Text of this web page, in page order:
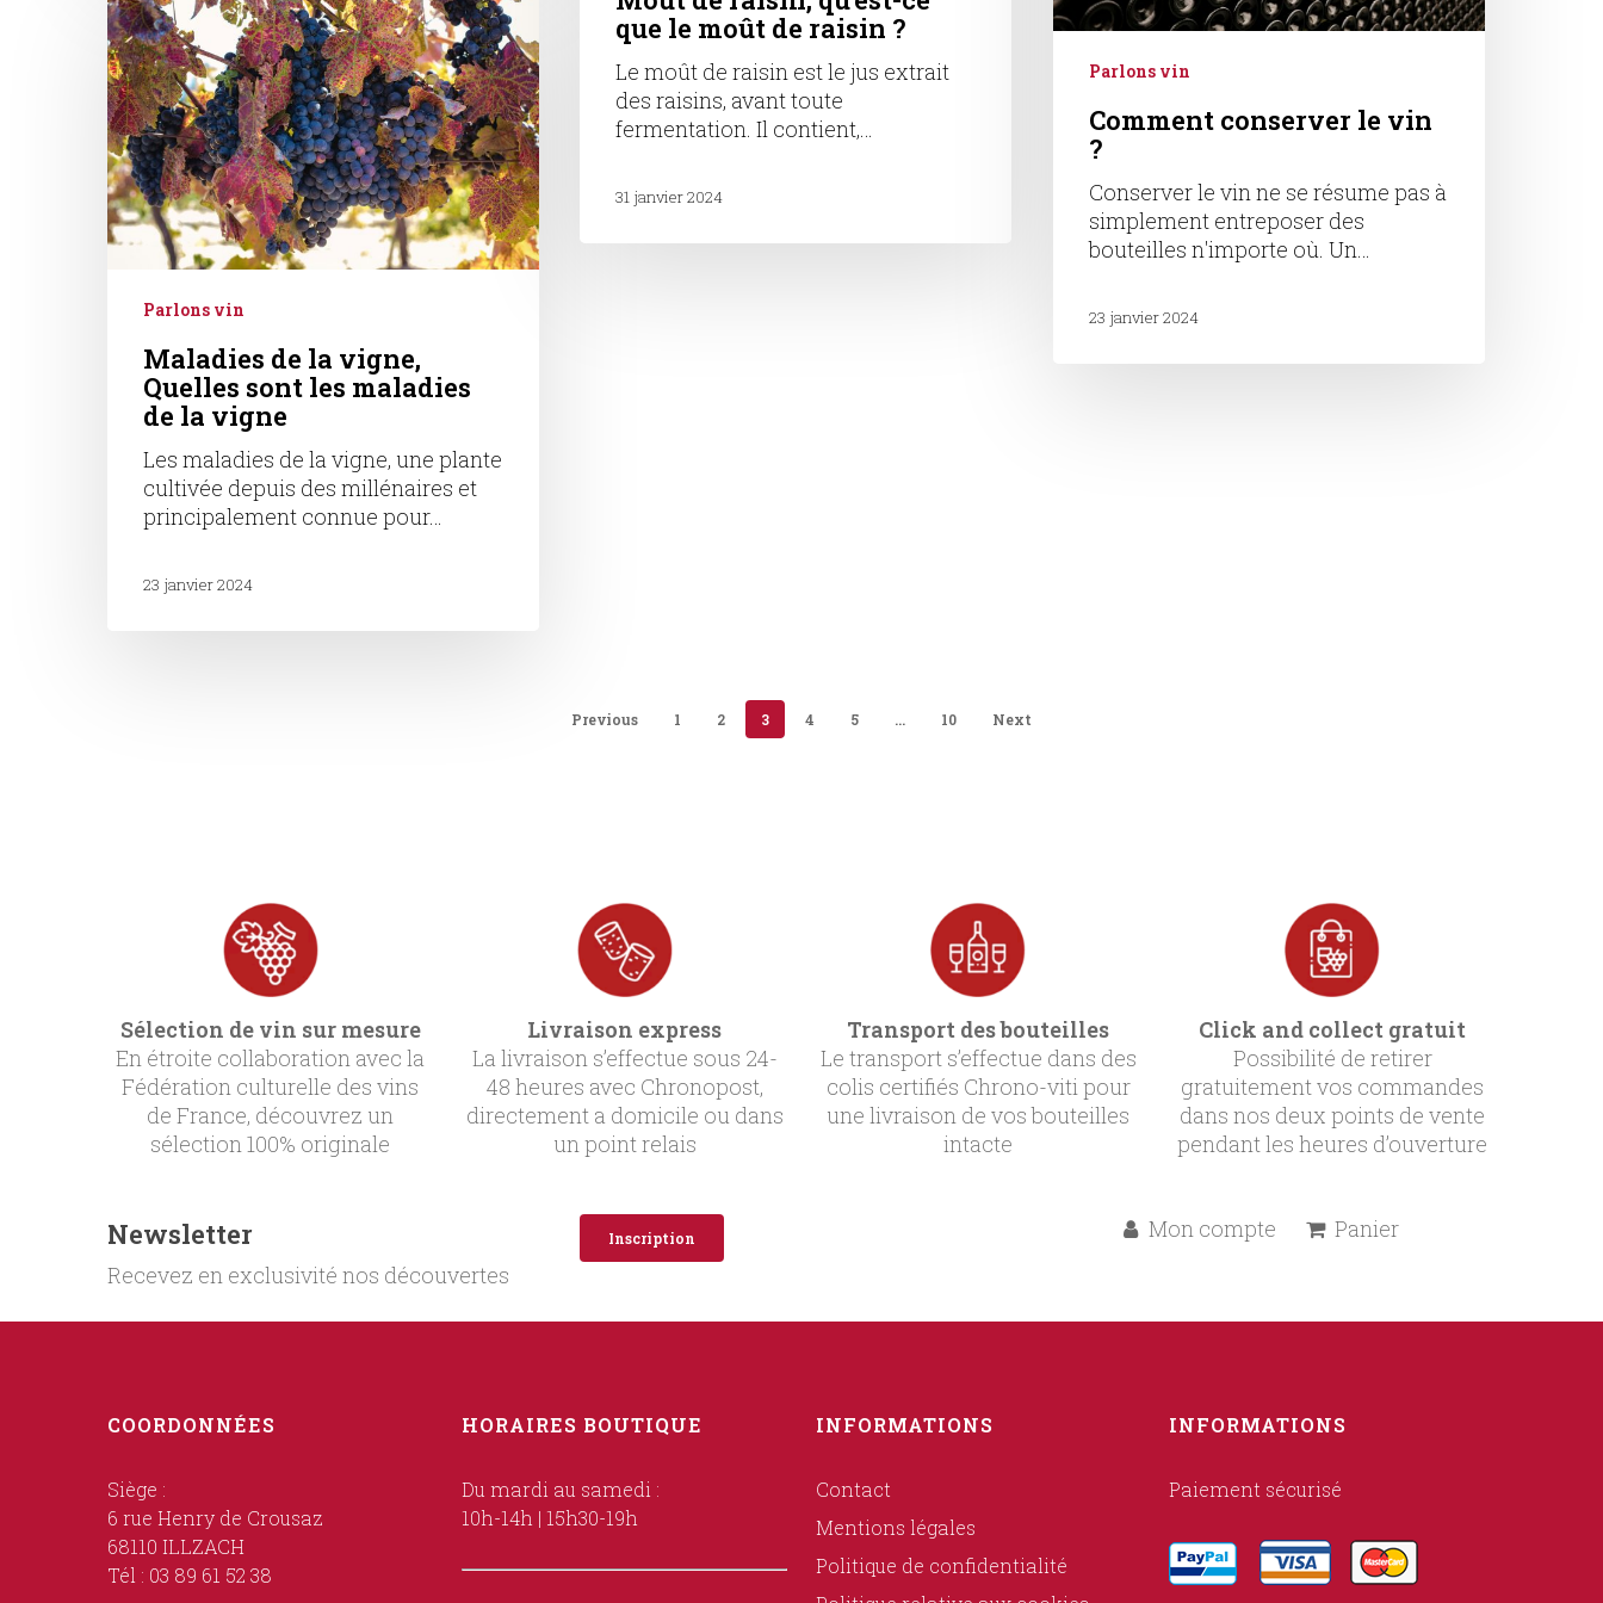
que le moût de raisin ?
Le moût de raisin est le jus extrait
des raisins, avant toute
fermentation. Il contient,…
31 janvier 2024
Parlons vin
Comment conserver le vin
?
Conserver le vin ne se résume pas à
simplement entreposer des
bouteilles n'importe où. Un…
23 janvier 2024
de
la
vigne,
Quelles
sont
les
maladies
de
la
Parlons vin
Maladies de la vigne,
Quelles sont les maladies
de la vigne
Les maladies de la vigne, une plante
cultivée depuis des millénaires et
principalement connue pour…
23 janvier 2024
Previous 1 2 3 4 5 … 10 Next
Sélection de vin sur mesure
En étroite collaboration avec la
Fédération culturelle des vins
de France, découvrez un
sélection 100% originale
Livraison express
La livraison s’effectue sous 24-
48 heures avec Chronopost,
directement a domicile ou dans
un point relais
Transport des bouteilles
Le transport s’effectue dans des
colis certifiés Chrono-viti pour
une livraison de vos bouteilles
intacte
Click and collect gratuit
Possibilité de retirer
gratuitement vos commandes
dans nos deux points de vente
pendant les heures d’ouverture
Newsletter
Recevez en exclusivité nos découvertes
Inscription Mon compte Panier
COORDONNÉES
Siège :
6 rue Henry de Crousaz
68110 ILLZACH
Tél : 03 89 61 52 38
HORAIRES BOUTIQUE
Du mardi au samedi :
10h-14h | 15h30-19h
INFORMATIONS
Contact
Mentions légales
Politique de confidentialité
INFORMATIONS
Paiement sécurisé